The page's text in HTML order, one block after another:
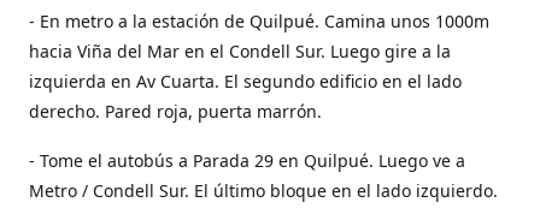
- En metro a la estación de Quilpué. Camina unos 1000m
hacia Viña del Mar en el Condell Sur. Luego gire a la
izquierda en Av Cuarta. El segundo edificio en el lado
derecho. Pared roja, puerta marrón.
- Tome el autobús a Parada 29 en Quilpué. Luego ve a
Metro / Condell Sur. El último bloque en el lado izquierdo.